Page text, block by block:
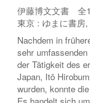
伊藤博文文書 全
東京 : ゆまに書房,
Nachdem in
sehr
der Tätigkeit des
Japan, Itō
wurden, konnte